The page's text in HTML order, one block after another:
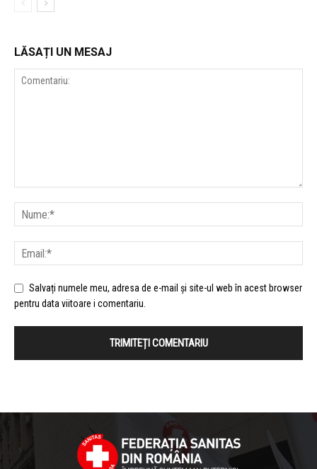
LĂSAȚI UN MESAJ
Salvați numele meu, adresa de e-mail și site-ul web în acest browser
pentru data viitoare i comentariu.